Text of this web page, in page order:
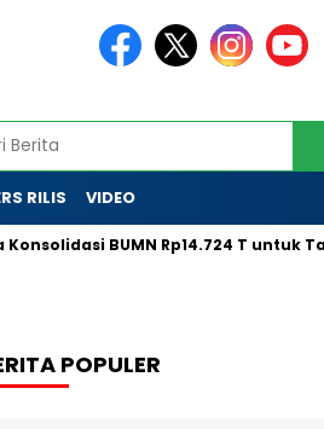
RILIS VIDEO
BUMN Rp14.724 T untuk Tarik
POPULER